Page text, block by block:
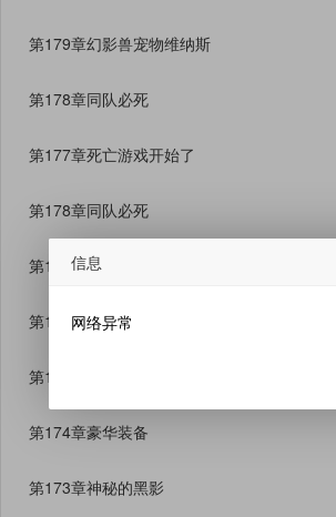
第179章幻影兽宠物维纳斯
第178章同队必死
第177章死亡游戏开始了
第178章同队必死
第177章死亡游戏开始了
第176章愤怒的幻影兽
第175章大战幻影兽
第174章豪华装备
第173章神秘的黑影
信息
网络异常